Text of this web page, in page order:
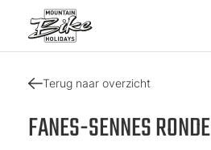
Terug naar overzicht
FANES-SENNES RONDE